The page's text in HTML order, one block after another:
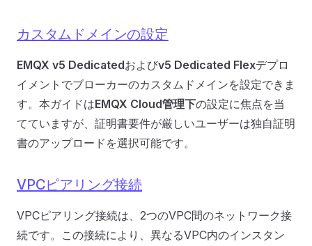
カスタムドメインの設定
EMQX v5 Dedicatedおよびv5 Dedicated Flexデプロ
イメントでブローカーのカスタムドメインを設定できま
す。本ガイドはEMQX Cloud管理下の設定に焦点を当
てていますが、証明書要件が厳しいユーザーは独自証明
書のアップロードを選択可能です。
VPCピアリング接続
VPCピアリング接続は、2つのVPC間のネットワーク接
続です。この接続により、異なるVPC内のインスタン